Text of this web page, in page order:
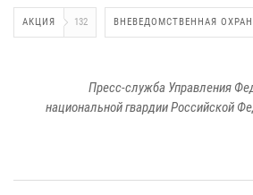
АКЦИЯ 132 ВНЕВЕДОМСТВЕННАЯ
Пресс-служба Управления
национальной гвардии Российской